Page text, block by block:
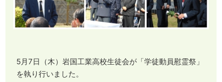
5月7日（木）岩国工業高校生徒会が「学徒動員慰霊祭」
を執り行いました。